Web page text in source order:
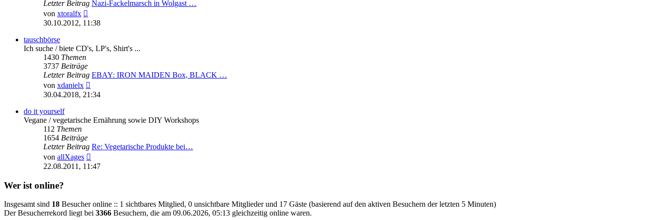
Letzter Beitrag Nazi-Fackelmarsch in Wolgast …
von xtoralfx
Beitrag
30.10.2012, 11:38
tauschbörse
Ich suche / biete CD's, LP's, Shirt's ...
1430 Themen
3737 Beiträge
Letzter Beitrag EBAY: IRON MAIDEN Box, BLACK …
von xdanielx
Beitrag
30.04.2018, 21:34
do it yourself
Vegane / vegetarische Ernährung sowie DIY Workshops
112 Themen
1654 Beiträge
Letzter Beitrag Re: Vegetarische Produkte bei…
von allXages
Beitrag
22.08.2011, 11:47
Wer ist online?
Insgesamt sind 18 Besucher online :: 1 sichtbares Mitglied, 0 unsichtbare Mitglieder und 17 Gäste (basierend auf den aktiven Besuchern der letzten 5 Minuten)
Der Besucherrekord liegt bei 3366 Besuchern, die am 09.06.2026, 05:13 gleichzeitig online waren.